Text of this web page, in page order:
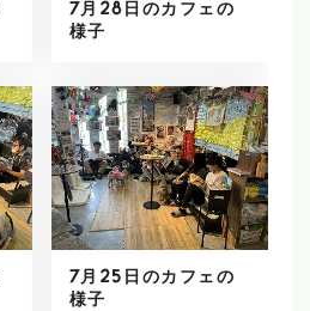
7月28日のカフェの
様子
7月25日のカフェの
様子